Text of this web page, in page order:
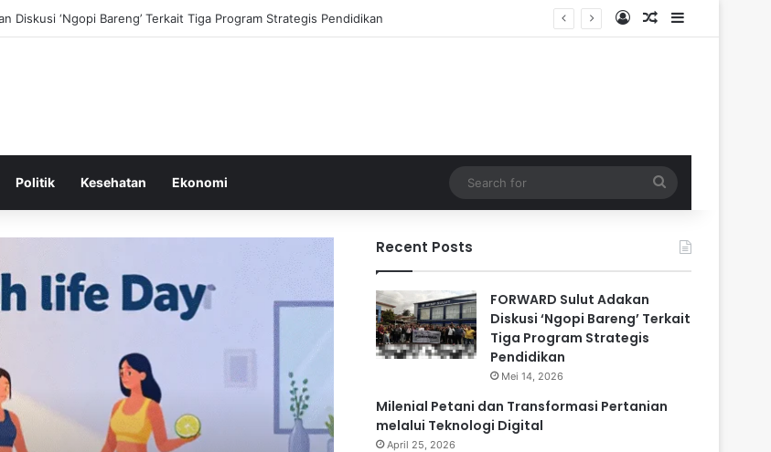
Pertanian melalui Teknologi Digital Log InRandom Article
Sidebar
Politik Kesehatan Ekonomi
for
Recent Posts
FORWARD Sulut Adakan
Diskusi ‘Ngopi Bareng’ Terkait
Tiga Program Strategis
Pendidikan
Mei 14, 2026
Milenial Petani dan Transformasi Pertanian
melalui Teknologi Digital
April 25, 2026